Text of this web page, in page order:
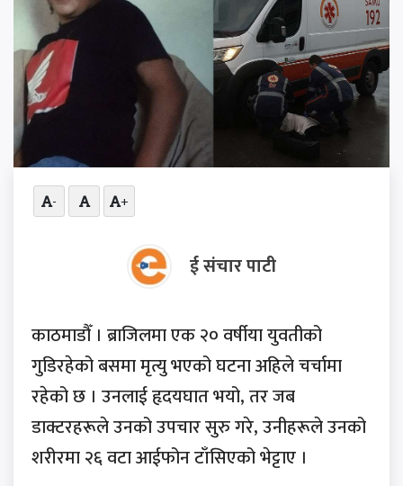
- +
ई संचार पाटी
काठमाडौँ । ब्राजिलमा एक २० वर्षीया युवतीको
गुडिरहेको बसमा मृत्यु भएको घटना अहिले चर्चामा
रहेको छ । उनलाई हृदयघात भयो, तर जब
डाक्टरहरूले उनको उपचार सुरु गरे, उनीहरूले उनको
शरीरमा २६ वटा आईफोन टाँसिएको भेट्टाए ।